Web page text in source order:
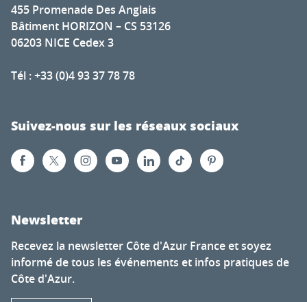
455 Promenade Des Anglais
Bâtiment HORIZON – CS 53126
06203 NICE Cedex 3
Tél : +33 (0)4 93 37 78 78
Suivez-nous sur les réseaux sociaux
Newsletter
Recevez la newsletter Côte d'Azur France et soyez
informé de tous les événements et infos pratiques de
Côte d'Azur.